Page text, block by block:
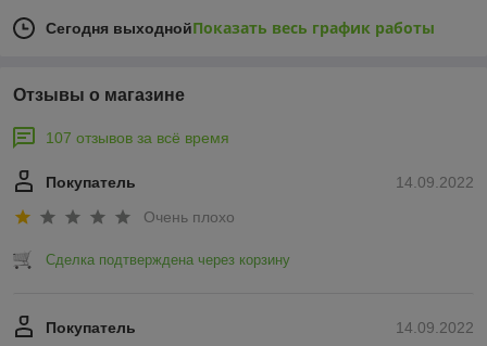
Сегодня выходнойПоказать весь график работы
Отзывы о магазине
107 отзывов за всё время
14.09.2022
Покупатель
Очень плохо
Сделка подтверждена через корзину
14.09.2022
Покупатель